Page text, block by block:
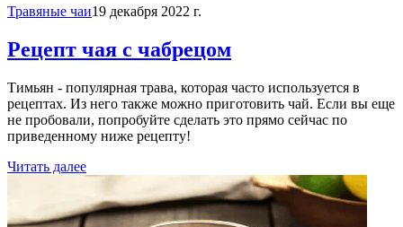
Травяные чаи19 декабря 2022 г.
Рецепт чая с чабрецом
Тимьян - популярная трава, которая часто используется в
рецептах. Из него также можно приготовить чай. Если вы еще
не пробовали, попробуйте сделать это прямо сейчас по
приведенному ниже рецепту!
Читать далее